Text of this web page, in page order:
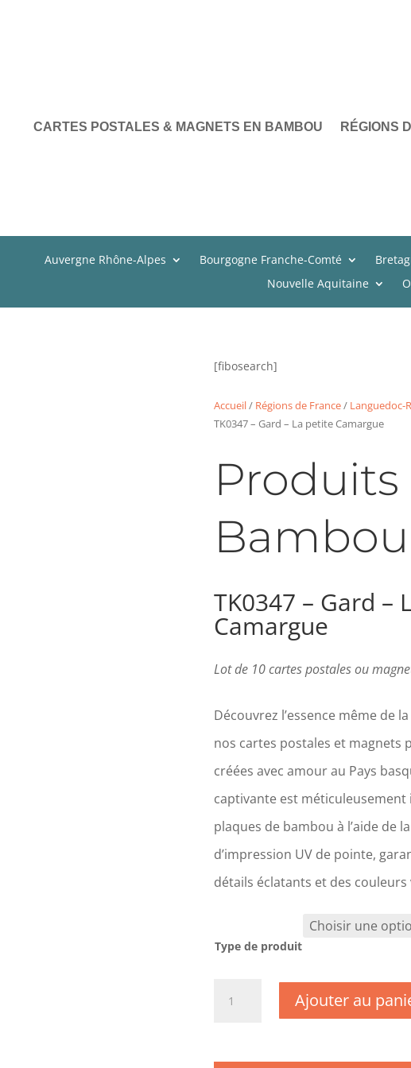
CARTES POSTALES & MAGNETS EN BAMBOU RÉGIONS
Auvergne Rhône-Alpes Bourgogne Franche-Comté
Nouvelle Aquitaine
[fibosearch]
Accueil/ Régions de France/ Languedoc-
TK0347 – Gard – La petite Camargue
Produits
Bambou
TK0347 – Gard –
Camargue
Lot de 10 cartes postales ou
Découvrez l’essence même de
nos cartes postales et magnets
créées avec amour au Pays
captivante est
plaques de bambou à l’aide de
d’impression UV de pointe,
détails éclatants et des
Type de produit
Gard
Ajouter au